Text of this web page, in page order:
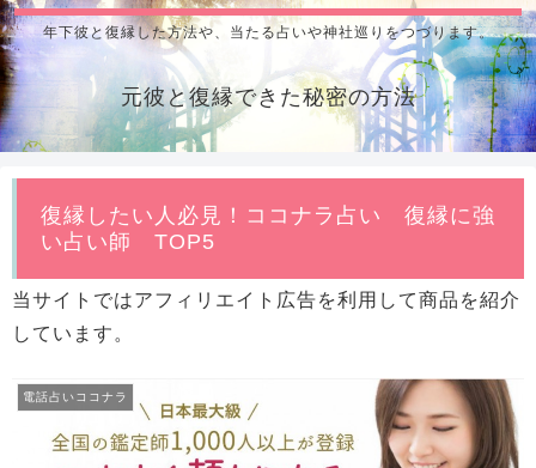
年下彼と復縁した方法や、当たる占いや神社巡りをつづります。
元彼と復縁できた秘密の方法
復縁したい人必見！ココナラ占い 復縁に強
い占い師 TOP5
当サイトではアフィリエイト広告を利用して商品を紹介
しています。
電話占いココナラ